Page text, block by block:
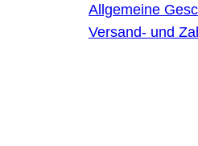
Allgemeine
Versand- und